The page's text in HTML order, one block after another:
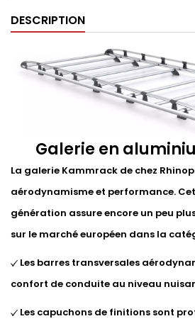
DESCRIPTION
Galerie en
La galerie Kammrack de chez
aérodynamisme et performance.
génération assure encore un peu
sur le marché européen dans la
Les barres transversales
confort de conduite au niveau
Les capuchons de finitions sont